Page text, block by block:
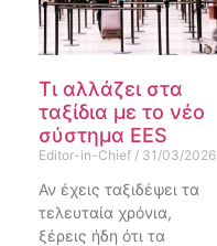
Τι αλλάζει στα
ταξίδια με το νέο
σύστημα EES
Editor-in-Chief 31/03/2026
Αν έχεις ταξιδέψει τα
τελευταία χρόνια,
ξέρεις ήδη ότι τα